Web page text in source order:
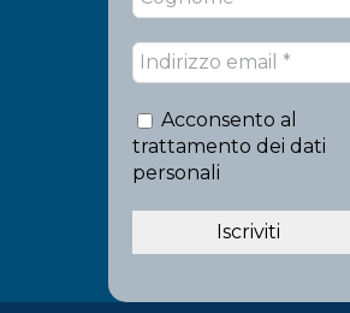
Acconsento al
trattamento dei dati
personali